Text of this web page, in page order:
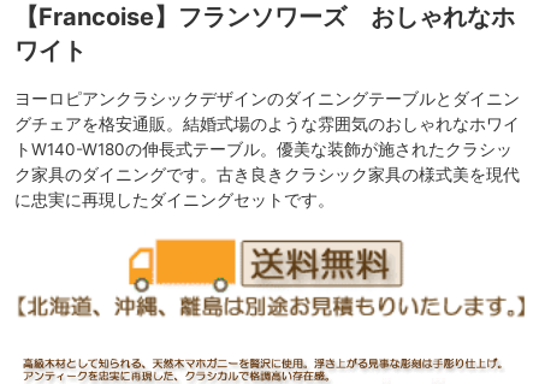
【Francoise】フランソワーズ おしゃれなホ
ワイト
ヨーロピアンクラシックデザインのダイニングテーブルとダイニン
グチェアを格安通販。結婚式場のような雰囲気のおしゃれなホワイ
トW140-W180の伸長式テーブル。優美な装飾が施されたクラシッ
ク家具のダイニングです。古き良きクラシック家具の様式美を現代
に忠実に再現したダイニングセットです。